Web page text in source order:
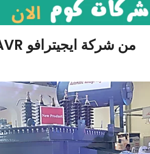
توريد منظمات الجهد AVR من شركة ايجيترافو